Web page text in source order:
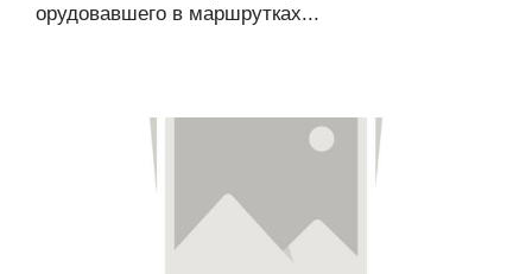
орудовавшего в маршрутках...